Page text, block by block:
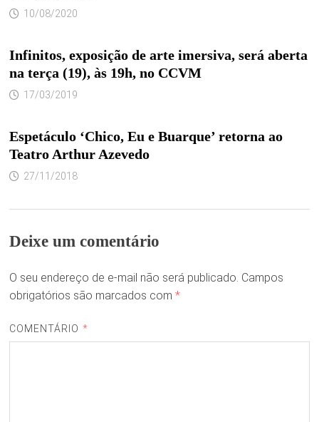
10/08/2020
Infinitos, exposição de arte imersiva, será aberta
na terça (19), às 19h, no CCVM
17/03/2019
Espetáculo ‘Chico, Eu e Buarque’ retorna ao
Teatro Arthur Azevedo
27/11/2018
Deixe um comentário
O seu endereço de e-mail não será publicado. Campos
obrigatórios são marcados com *
COMENTÁRIO *